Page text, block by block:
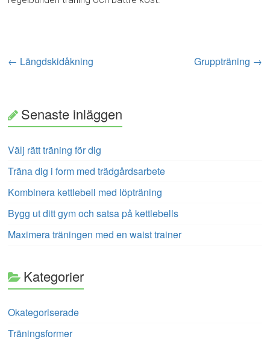
← Längdskidåkning Gruppträning →
Senaste inläggen
Välj rätt träning för dig
Träna dig i form med trädgårdsarbete
Kombinera kettlebell med löpträning
Bygg ut ditt gym och satsa på kettlebells
Maximera träningen med en waist trainer
Kategorier
Okategoriserade
Träningsformer